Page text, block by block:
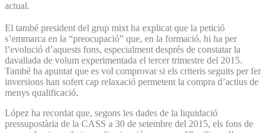
actual.
El també president del grup mixt ha explicat que la petició
s’emmarca en la “preocupació” que, en la formació, hi ha per
l’evolució d’aquests fons, especialment després de constatar la
davallada de volum experimentada el tercer trimestre del 2015.
També ha apuntat que es vol comprovar si els criteris seguits per fer
inversions han sofert cap relaxació permetent la compra d’actius de
menys qualificació.
López ha recordat que, segons les dades de la liquidació
pressupostària de la CASS a 30 de setembre del 2015, els fons de